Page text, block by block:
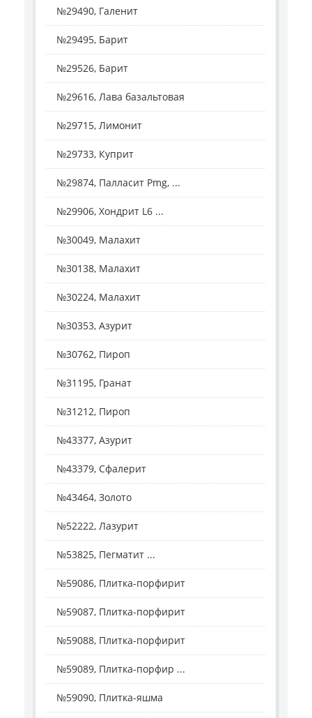
№29490, Галенит
№29495, Барит
№29526, Барит
№29616, Лава базальтовая
№29715, Лимонит
№29733, Куприт
№29874, Палласит Pmg, ...
№29906, Хондрит L6 ...
№30049, Малахит
№30138, Малахит
№30224, Малахит
№30353, Азурит
№30762, Пироп
№31195, Гранат
№31212, Пироп
№43377, Азурит
№43379, Сфалерит
№43464, Золото
№52222, Лазурит
№53825, Пегматит ...
№59086, Плитка-порфирит
№59087, Плитка-порфирит
№59088, Плитка-порфирит
№59089, Плитка-порфир ...
№59090, Плитка-яшма